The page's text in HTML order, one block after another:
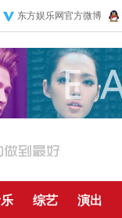
东方娱乐网官方微博
综艺 演出